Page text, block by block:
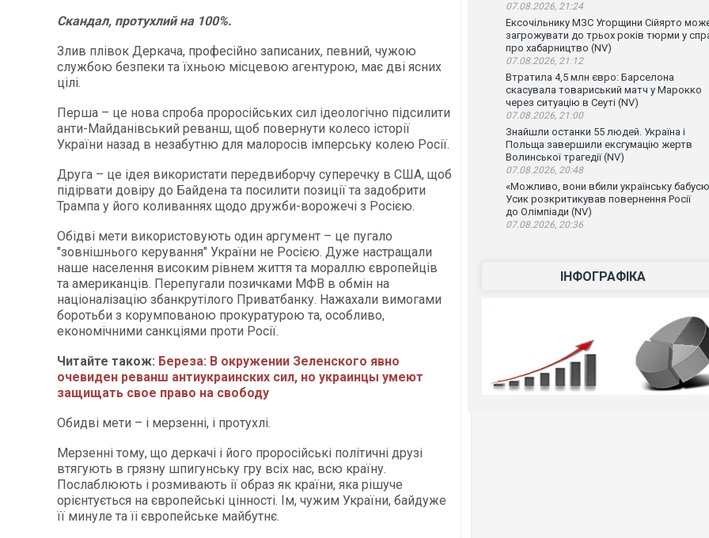
Скандал, протухлий на 100%.
Злив плівок Деркача, професійно записаних, певний, чужою
службою безпеки та їхньою місцевою агентурою, має дві ясних
цілі.
Перша – це нова спроба проросійських сил ідеологічно підсилити
анти-Майданівський реванш, щоб повернути колесо історії
України назад в незабутню для малоросів імперську колею Росії.
Друга – це ідея використати передвиборчу суперечку в США, щоб
підірвати довіру до Байдена та посилити позиції та задобрити
Трампа у його коливаннях щодо дружби-ворожечі з Росією.
Обідві мети використовують один аргумент – це пугало
"зовнішнього керування" України не Росією. Дуже настращали
наше населення високим рівнем життя та мораллю європейців
та американців. Перепугали позичками МФВ в обмін на
націоналізацію збанкрутілого Приватбанку. Нажахали вимогами
боротьби з корумпованою прокуратурою та, особливо,
економічними санкціями проти Росії.
Читайте також: Береза: В окружении Зеленского явно
очевиден реванш антиукраинских сил, но украинцы умеют
защищать свое право на свободу
Обидві мети – і мерзенні, і протухлі.
Мерзенні тому, що деркачі і його проросійські політичні друзі
втягують в грязну шпигунську гру всіх нас, всю країну.
Послаблюють і розмивають ії образ як країни, яка рішуче
орієнтується на європейські цінності. Ім, чужим України, байдуже
її минуле та їі європейське майбутнє.
07.08.2026, 21:24
Ексочільнику МЗС Угорщини Сійярто
загрожувати до трьох років тюрми у
про хабарництво (NV)
07.08.2026, 21:12
Втратила 4,5 млн євро: Барселона
скасувала товариський матч у Марокко
через ситуацію в Сеуті (NV)
07.08.2026, 21:00
Знайшли останки 55 людей. Україна і
Польща завершили ексгумацію жертв
Волинської трагедії (NV)
07.08.2026, 20:48
«Можливо, вони вбили українську
Усик розкритикував повернення Росії
до Олімпіади (NV)
07.08.2026, 20:36
ІНФОГРАФІКА